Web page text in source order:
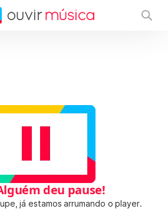
deu pause!
já estamos arrumando o player.